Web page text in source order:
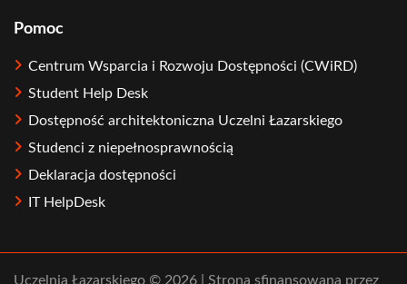
Pomoc
Centrum Wsparcia i Rozwoju Dostępności (CWiRD)
Student Help Desk
Dostępność architektoniczna Uczelni Łazarskiego
Studenci z niepełnosprawnością
Deklaracja dostępności
IT HelpDesk
Uczelnia Łazarskiego © 2026 | Strona sfinansowana przez